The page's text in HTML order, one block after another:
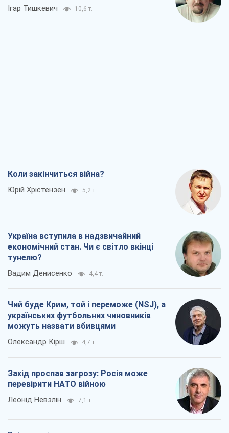
Ігар Тишкевич 10,6 т.
Коли закінчиться війна?
Юрій Хрістензен 5,2 т.
Україна вступила в надзвичайний
економічний стан. Чи є світло вкінці
тунелю?
Вадим Денисенко 4,4 т.
Чий буде Крим, той і переможе (NSJ), а
українських футбольних чиновників
можуть назвати вбивцями
Олександр Кірш 4,7 т.
Захід проспав загрозу: Росія може
перевірити НАТО війною
Леонід Невзлін 7,1 т.